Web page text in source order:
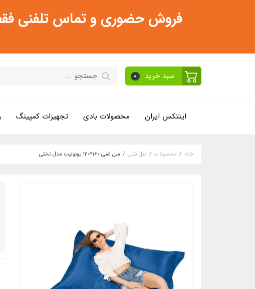
فروش حضوری و تماس تلفنی فقط از ساعت 11:30 صبح تا 2 عصر و 3
سبد خرید 0
اینتکس ایران محصولات بادی تجهیزات کمپینگ
خانه محصولات مبل شنی مبل شنی 160*120 یونولیت مدل تختی